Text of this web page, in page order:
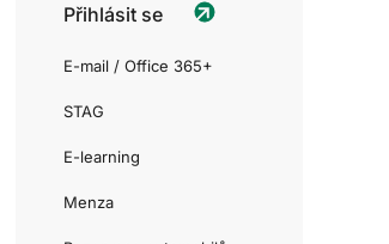
Přihlásit se
E-mail / Office 365+
STAG
E-learning
Menza